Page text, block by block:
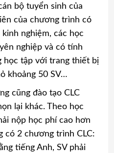
bộ tuyển sinh của
của chương trình có
nghiệm, các học
nghiệp và có tính
tập với trang thiết bị
khoảng 50 SV…
cũng đào tạo CLC
lại khác. Theo học
nộp học phí cao hơn
có 2 chương trình CLC:
tiếng Anh, SV phải